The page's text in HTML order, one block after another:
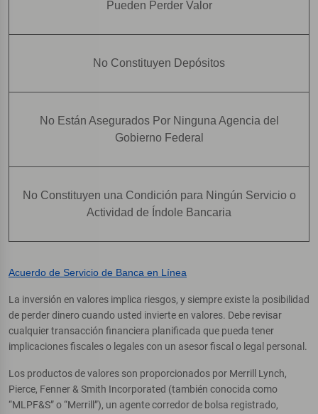
Pueden Perder Valor
No Constituyen Depósitos
No Están Asegurados Por Ninguna Agencia del
Gobierno Federal
No Constituyen una Condición para Ningún Servicio o
Actividad de Índole Bancaria
Acuerdo de Servicio de Banca en Línea
La inversión en valores implica riesgos, y siempre existe la posibilidad
de perder dinero cuando usted invierte en valores. Debe revisar
cualquier transacción financiera planificada que pueda tener
implicaciones fiscales o legales con un asesor fiscal o legal personal.
Los productos de valores son proporcionados por Merrill Lynch,
Pierce, Fenner & Smith Incorporated (también conocida como
“MLPF&S” o “Merrill”), un agente corredor de bolsa registrado,